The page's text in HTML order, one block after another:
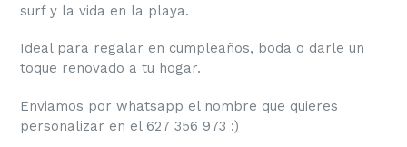
surf y la vida en la playa.
Ideal para regalar en cumpleaños, boda o darle un
toque renovado a tu hogar.
Enviamos por whatsapp el nombre que quieres
personalizar en el 627 356 973 :)